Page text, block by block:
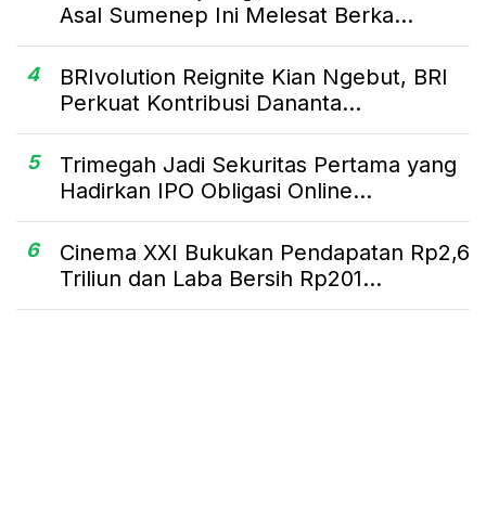
Asal Sumenep Ini Melesat Berka...
4
BRIvolution Reignite Kian Ngebut, BRI
Perkuat Kontribusi Dananta...
5
Trimegah Jadi Sekuritas Pertama yang
Hadirkan IPO Obligasi Online...
6
Cinema XXI Bukukan Pendapatan Rp2,6
Triliun dan Laba Bersih Rp201...